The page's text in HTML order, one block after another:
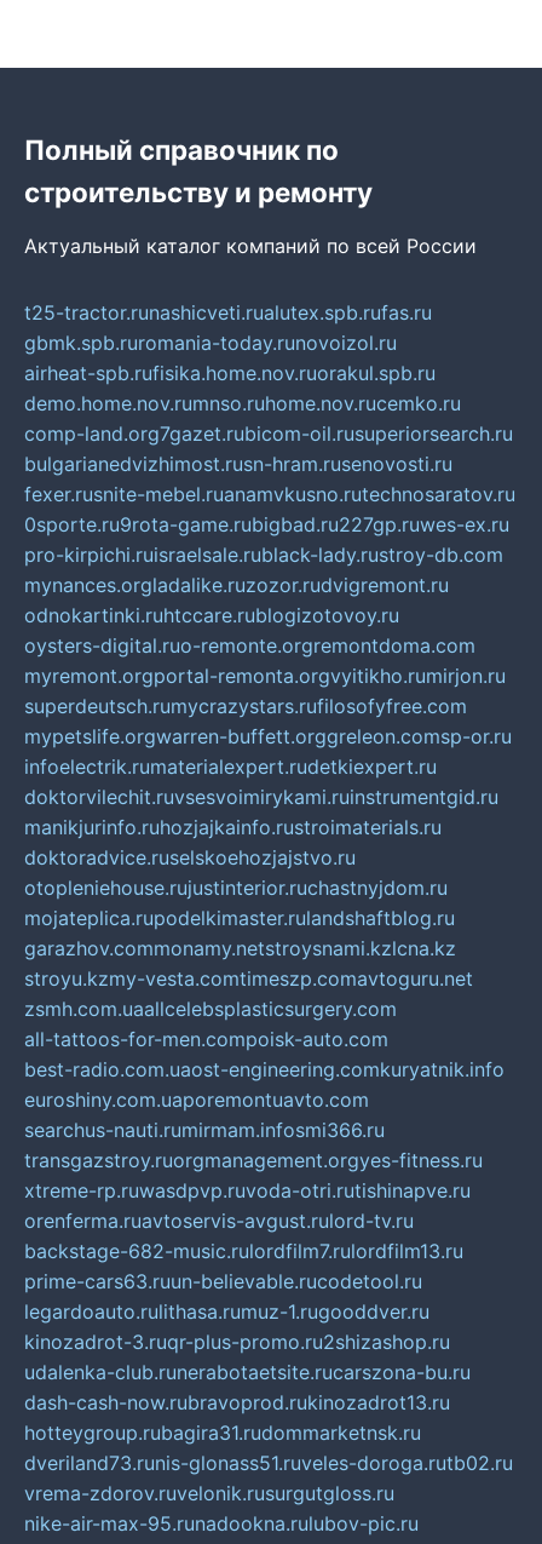
Полный справочник по
строительству и ремонту
Актуальный каталог компаний по всей России
t25-tractor.runashicveti.rualutex.spb.rufas.ru
gbmk.spb.ruromania-today.runovoizol.ru
airheat-spb.rufisika.home.nov.ruorakul.spb.ru
demo.home.nov.rumnso.ruhome.nov.rucemko.ru
comp-land.org7gazet.rubicom-oil.rusuperiorsearch.ru
bulgarianedvizhimost.rusn-hram.rusenovosti.ru
fexer.rusnite-mebel.ruanamvkusno.rutechnosaratov.ru
0sporte.ru9rota-game.rubigbad.ru227gp.ruwes-ex.ru
pro-kirpichi.ruisraelsale.rublack-lady.rustroy-db.com
mynances.orgladalike.ruzozor.rudvigremont.ru
odnokartinki.ruhtccare.rublogizotovoy.ru
oysters-digital.ruo-remonte.orgremontdoma.com
myremont.orgportal-remonta.orgvyitikho.rumirjon.ru
superdeutsch.rumycrazystars.rufilosofyfree.com
mypetslife.orgwarren-buffett.orggreleon.comsp-or.ru
infoelectrik.rumaterialexpert.rudetkiexpert.ru
doktorvilechit.ruvsesvoimirykami.ruinstrumentgid.ru
manikjurinfo.ruhozjajkainfo.rustroimaterials.ru
doktoradvice.ruselskoehozjajstvo.ru
otopleniehouse.rujustinterior.ruchastnyjdom.ru
mojateplica.rupodelkimaster.rulandshaftblog.ru
garazhov.commonamy.netstroysnami.kzlcna.kz
stroyu.kzmy-vesta.comtimeszp.comavtoguru.net
zsmh.com.uaallcelebsplasticsurgery.com
all-tattoos-for-men.compoisk-auto.com
best-radio.com.uaost-engineering.comkuryatnik.info
euroshiny.com.uaporemontuavto.com
searchus-nauti.rumirmam.infosmi366.ru
transgazstroy.ruorgmanagement.orgyes-fitness.ru
xtreme-rp.ruwasdpvp.ruvoda-otri.rutishinapve.ru
orenferma.ruavtoservis-avgust.rulord-tv.ru
backstage-682-music.rulordfilm7.rulordfilm13.ru
prime-cars63.ruun-believable.rucodetool.ru
legardoauto.rulithasa.rumuz-1.rugooddver.ru
kinozadrot-3.ruqr-plus-promo.ru2shizashop.ru
udalenka-club.runerabotaetsite.rucarszona-bu.ru
dash-cash-now.rubravoprod.rukinozadrot13.ru
hotteygroup.rubagira31.rudommarketnsk.ru
dveriland73.runis-glonass51.ruveles-doroga.rutb02.ru
vrema-zdorov.ruvelonik.rusurgutgloss.ru
nike-air-max-95.runadookna.rulubov-pic.ru